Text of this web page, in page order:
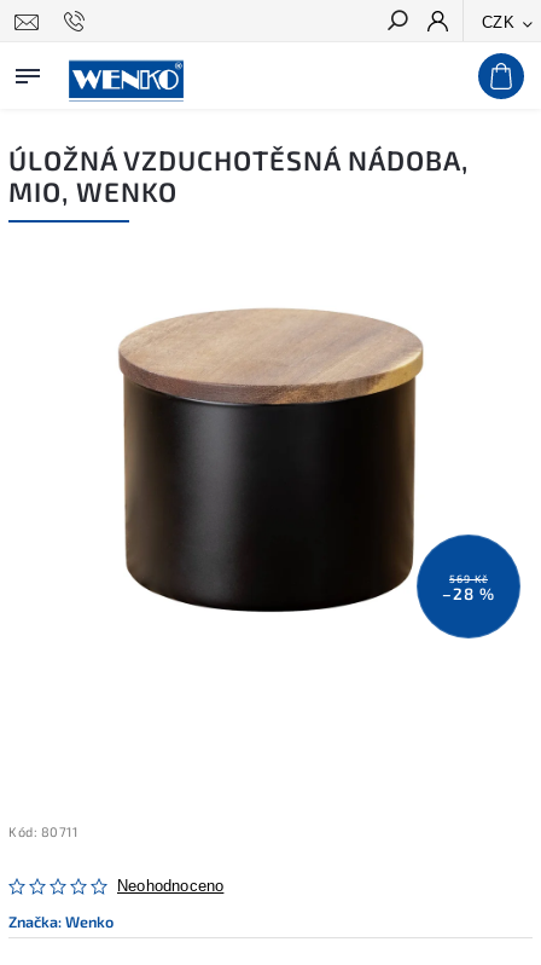
CZK
Hledat
ÚLOŽNÁ VZDUCHOTĚSNÁ NÁDOBA,
MIO, WENKO
569 Kč
–28 %
Kód: 80711
Neohodnoceno
Značka:Wenko